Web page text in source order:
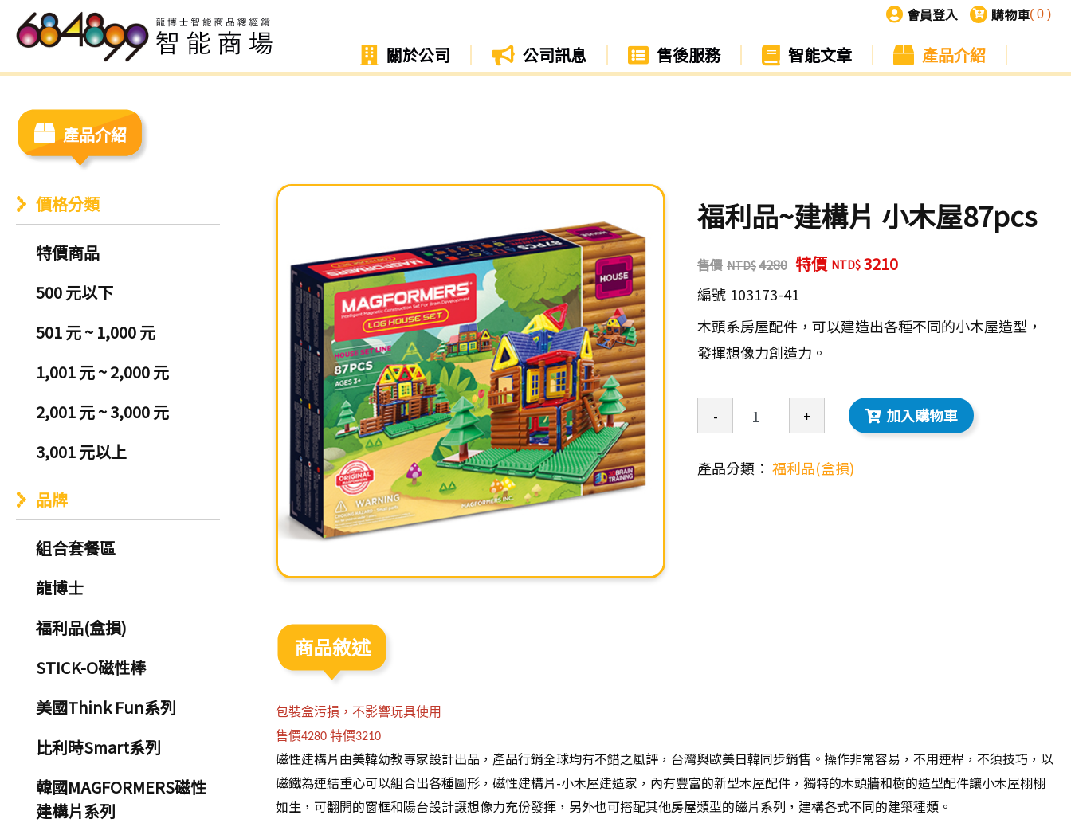
會員登入 購物車( 0 )
關於公司 公司訊息 售後服務 智能文章 產品介紹
產品介紹
價格分類
特價商品
500 元以下
501 元 ~ 1,000 元
1,001 元 ~ 2,000 元
2,001 元 ~ 3,000 元
3,001 元以上
品牌
組合套餐區
龍博士
福利品(盒損)
STICK-O磁性棒
美國Think Fun系列
比利時Smart系列
韓國MAGFORMERS磁性
建構片系列
福利品~建構片 小木屋87pcs
售價 4280 特價 3210
編號 103173-41
木頭系房屋配件，可以建造出各種不同的小木屋造型，
發揮想像力創造力。
- + 加入購物車
產品分類： 福利品(盒損)
商品敘述
包裝盒污損，不影響玩具使用
售價4280 特價3210
磁性建構片由美韓幼教專家設計出品，產品行銷全球均有不錯之風評，台灣與歐美日韓同步銷售。操作非常容易，不用連桿，不須技巧，以
磁鐵為連結重心可以組合出各種圖形，磁性建構片-小木屋建造家，內有豐富的新型木屋配件，獨特的木頭牆和樹的造型配件讓小木屋栩栩
如生，可翻開的窗框和陽台設計譲想像力充份發揮，另外也可搭配其他房屋類型的磁片系列，建構各式不同的建築種類。